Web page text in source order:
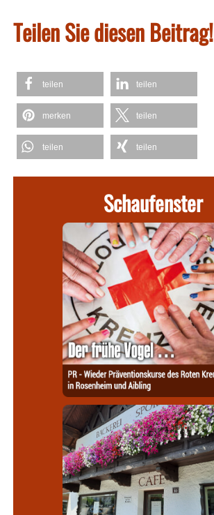
Teilen Sie diesen Beitrag!
teilen teilen
merken teilen
teilen teilen
Schaufenster